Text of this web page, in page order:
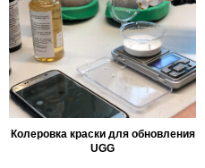
Колеровка краски для обновления
UGG